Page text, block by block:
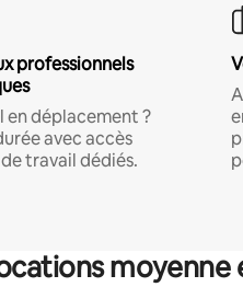
professionnels
en déplacement ?
avec accès
travail dédiés.